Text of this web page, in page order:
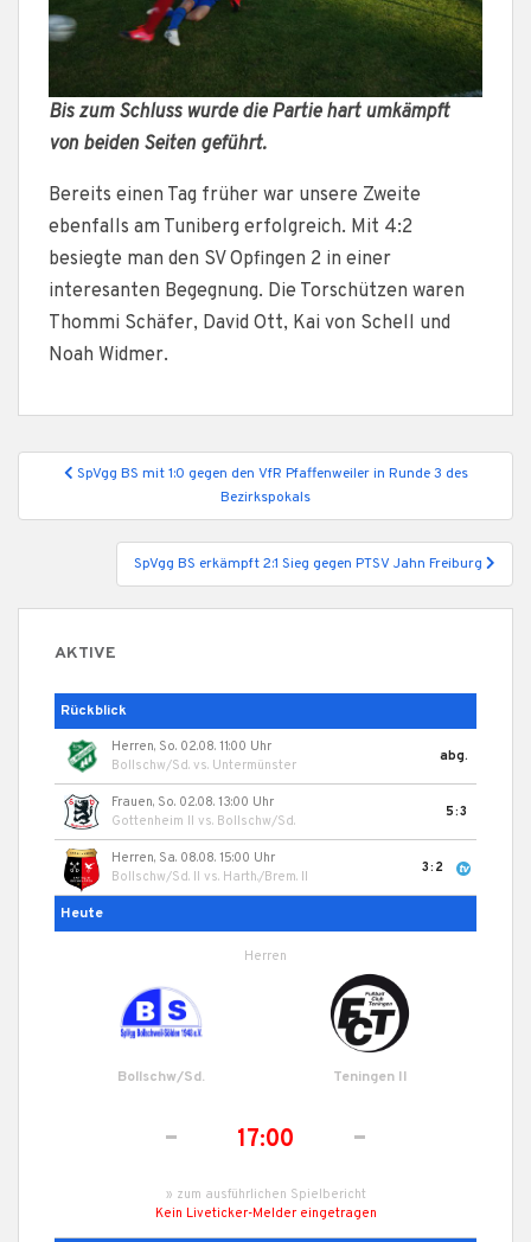
Bis zum Schluss wurde die Partie hart umkämpft
von beiden Seiten geführt.
Bereits einen Tag früher war unsere Zweite
ebenfalls am Tuniberg erfolgreich. Mit 4:2
besiegte man den SV Opfingen 2 in einer
interesanten Begegnung. Die Torschützen waren
Thommi Schäfer, David Ott, Kai von Schell und
Noah Widmer.
Beitragsnavigation
SpVgg BS mit 1:0 gegen den VfR Pfaffenweiler in Runde 3 des
Bezirkspokals
SpVgg BS erkämpft 2:1 Sieg gegen PTSV Jahn Freiburg
AKTIVE
Rückblick
Herren, So. 02.08. 11:00 Uhr
Bollschw/Sd. vs. Untermünster
abg.
Frauen, So. 02.08. 13:00 Uhr
Gottenheim II vs. Bollschw/Sd.
5:3
Herren, Sa. 08.08. 15:00 Uhr
Bollschw/Sd. II vs. Harth./Brem. II
3:2
Heute
Herren
Bollschw/Sd. Teningen II
- 17:00 -
» zum ausführlichen Spielbericht
Kein Liveticker-Melder eingetragen